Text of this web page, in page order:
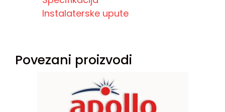
Instalaterske upute
Povezani proizvodi